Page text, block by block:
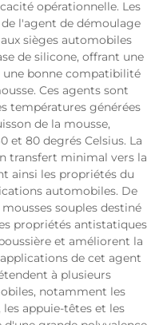
opérationnelle. Les
l'agent de démoulage
sièges automobiles
de silicone, offrant une
bonne compatibilité
Ces agents sont
températures générées
de la mousse,
et 80 degrés Celsius. La
transfert minimal vers la
ainsi les propriétés du
automobiles. De
souples destiné
propriétés antistatiques
et améliorent la
de cet agent
à plusieurs
notamment les
les appuie-têtes et les